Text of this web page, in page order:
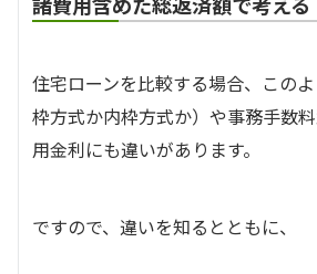
住宅ローンを比較する場合、この
枠方式か内枠方式か）や事務手数
用金利にも違いがあります。
ですので、違いを知るとともに、